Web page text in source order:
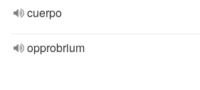
cuerpo
opprobrium